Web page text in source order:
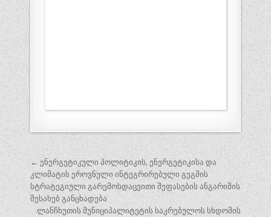
პოსტის
ნავიგაცია
← ენერგეტიკული პოლიტიკის, ენერგეტიკისა და
კლიმატის ეროვნული ინტეგრირებული გეგმის
სტრატეგიული გარემოსდაცვითი შეფასების ანგარიშის
შესახებ განცხადება
ლანჩხუთის მუნიციპალიტეტის საკრებულოს სხდომის